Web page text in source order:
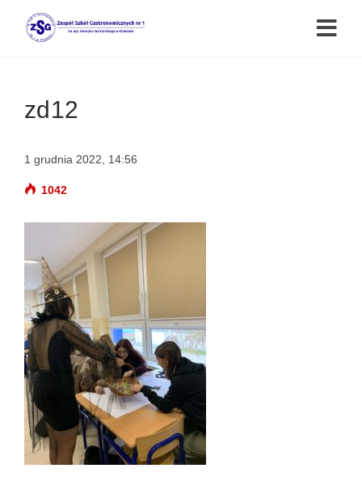
zd12
1 grudnia 2022, 14:56
1042